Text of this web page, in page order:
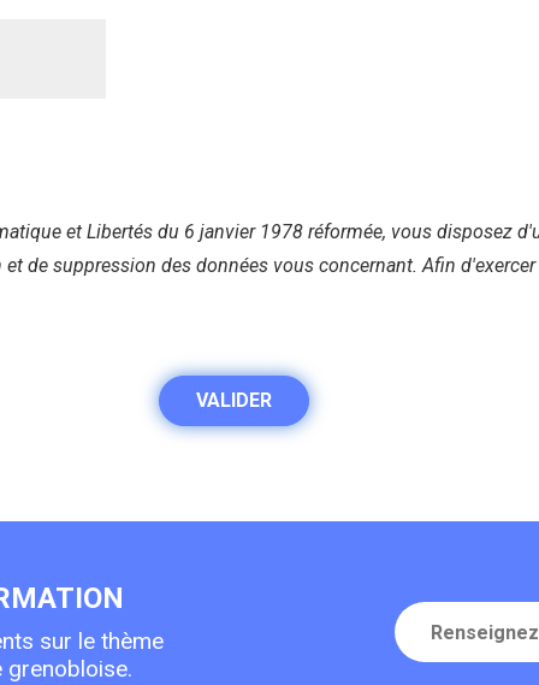
et Libertés du 6 janvier 1978 réformée, vous disposez
de suppression des données vous concernant. Afin
sur le thème
grenobloise.
Renseignez
votre